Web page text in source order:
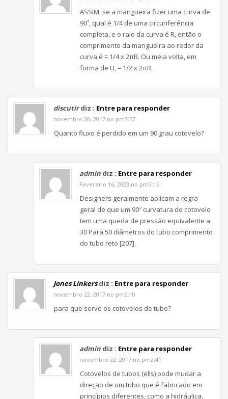
ASSIM, se a mangueira fizer uma curva de
90˚, qual é 1/4 de uma circunferência
completa, e o raio da curva é R, então o
comprimento da mangueira ao redor da
curva é = 1/4 x 2πR. Ou meia volta, em
forma de U, = 1/2 x 2πR.
discutirdiz : Entre para responder
novembro 20, 2017 no pm3:57
Quanto fluxo é perdido em um 90 grau cotovelo?
admin diz : Entre para responder
Fevereiro 16, 2023 no pm3:16
Designers geralmente aplicam a regra
geral de que um 90″ curvatura do cotovelo
tem uma queda de pressão equivalente a
30 Para 50 diâmetros do tubo comprimento
do tubo reto [207].
Jones Linkersdiz : Entre para responder
novembro 22, 2017 no pm2:10
para que serve os cotovelos de tubo?
admin diz : Entre para responder
novembro 22, 2017 no pm2:41
Cotovelos de tubos (ells) pode mudar a
direção de um tubo que é fabricado em
princípios diferentes, como a hidráulica,